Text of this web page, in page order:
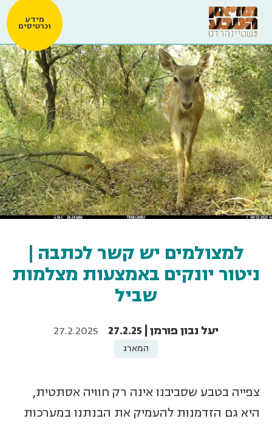
מידע
וכרטיסים
למצולמים יש קשר לכתבה |
ניטור יונקים באמצעות מצלמות
שביל
יעל נבון פורמן | 27.2.25 27.2.2025
המארג
צפייה בטבע שסביבנו אינה רק חוויה אסתטית,
היא גם הזדמנות להעמיק את הבנתנו במערכות